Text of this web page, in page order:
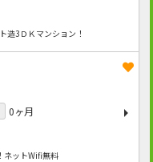
3ＤＫマンション！
0ヶ月
ネットWifi無料